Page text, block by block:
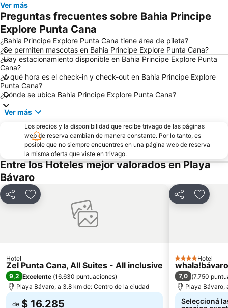
Ver más
Preguntas frecuentes sobre Bahia Principe
Explore Punta Cana
¿Bahia Principe Explore Punta Cana tiene área de pileta?
¿Se permiten mascotas en Bahia Principe Explore Punta Cana?
¿Hay estacionamiento disponible en Bahia Principe Explore Punta
Cana?
¿A qué hora es el check-in y check-out en Bahia Principe Explore
Punta Cana?
¿Dónde se ubica Bahia Principe Explore Punta Cana?
Ver más
Los precios y la disponibilidad que recibe trivago de las páginas
web de reserva cambian de manera constante. Por lo tanto, es
posible que no siempre encuentres en una página web de reserva
la misma oferta que viste en trivago.
Entre los Hoteles mejor valorados en Playa
Bávaro
CompartirAñadir a favoritos
Hotel
Zel Punta Cana, All Suites - All inclusive
9,2 Excelente (16.630 puntuaciones)
Playa Bávaro, a 3.8 km de: Centro de la ciudad
de $ 16.285
CompartirAñadir
4 Estrellas
Hotel
whala!bávaro
7,0 (7.750
Playa Bávaro,
Seleccioná